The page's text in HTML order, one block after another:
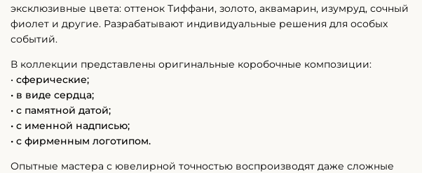
эксклюзивные цвета: оттенок Тиффани, золото, аквамарин, изумруд, сочный
фиолет и другие. Разрабатывают индивидуальные решения для особых
событий.
В коллекции представлены оригинальные коробочные композиции:
• сферические;
• в виде сердца;
• с памятной датой;
• с именной надписью;
• с фирменным логотипом.
Опытные мастера с ювелирной точностью воспроизводят даже сложные